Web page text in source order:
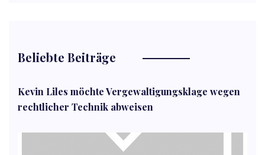
Beliebte Beiträge
Kevin Liles möchte Vergewaltigungsklage wegen
rechtlicher Technik abweisen